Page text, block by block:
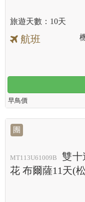
10天
航班
早鳥價
團
MT113U61009B
雙十
花 布爾薩11天(